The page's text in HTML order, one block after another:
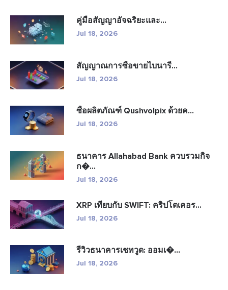
คู่มือสัญญาอัจฉริยะและ...
Jul 18, 2026
สัญญาณการซื้อขายไบนารี...
Jul 18, 2026
ซื้อผลิตภัณฑ์ Qushvolpix ด้วยค...
Jul 18, 2026
ธนาคาร Allahabad Bank ควบรวมกิจ
ก�...
Jul 18, 2026
XRP เทียบกับ SWIFT: คริปโตเคอร...
Jul 18, 2026
รีวิวธนาคารเชทวูด: ออมเ�...
Jul 18, 2026